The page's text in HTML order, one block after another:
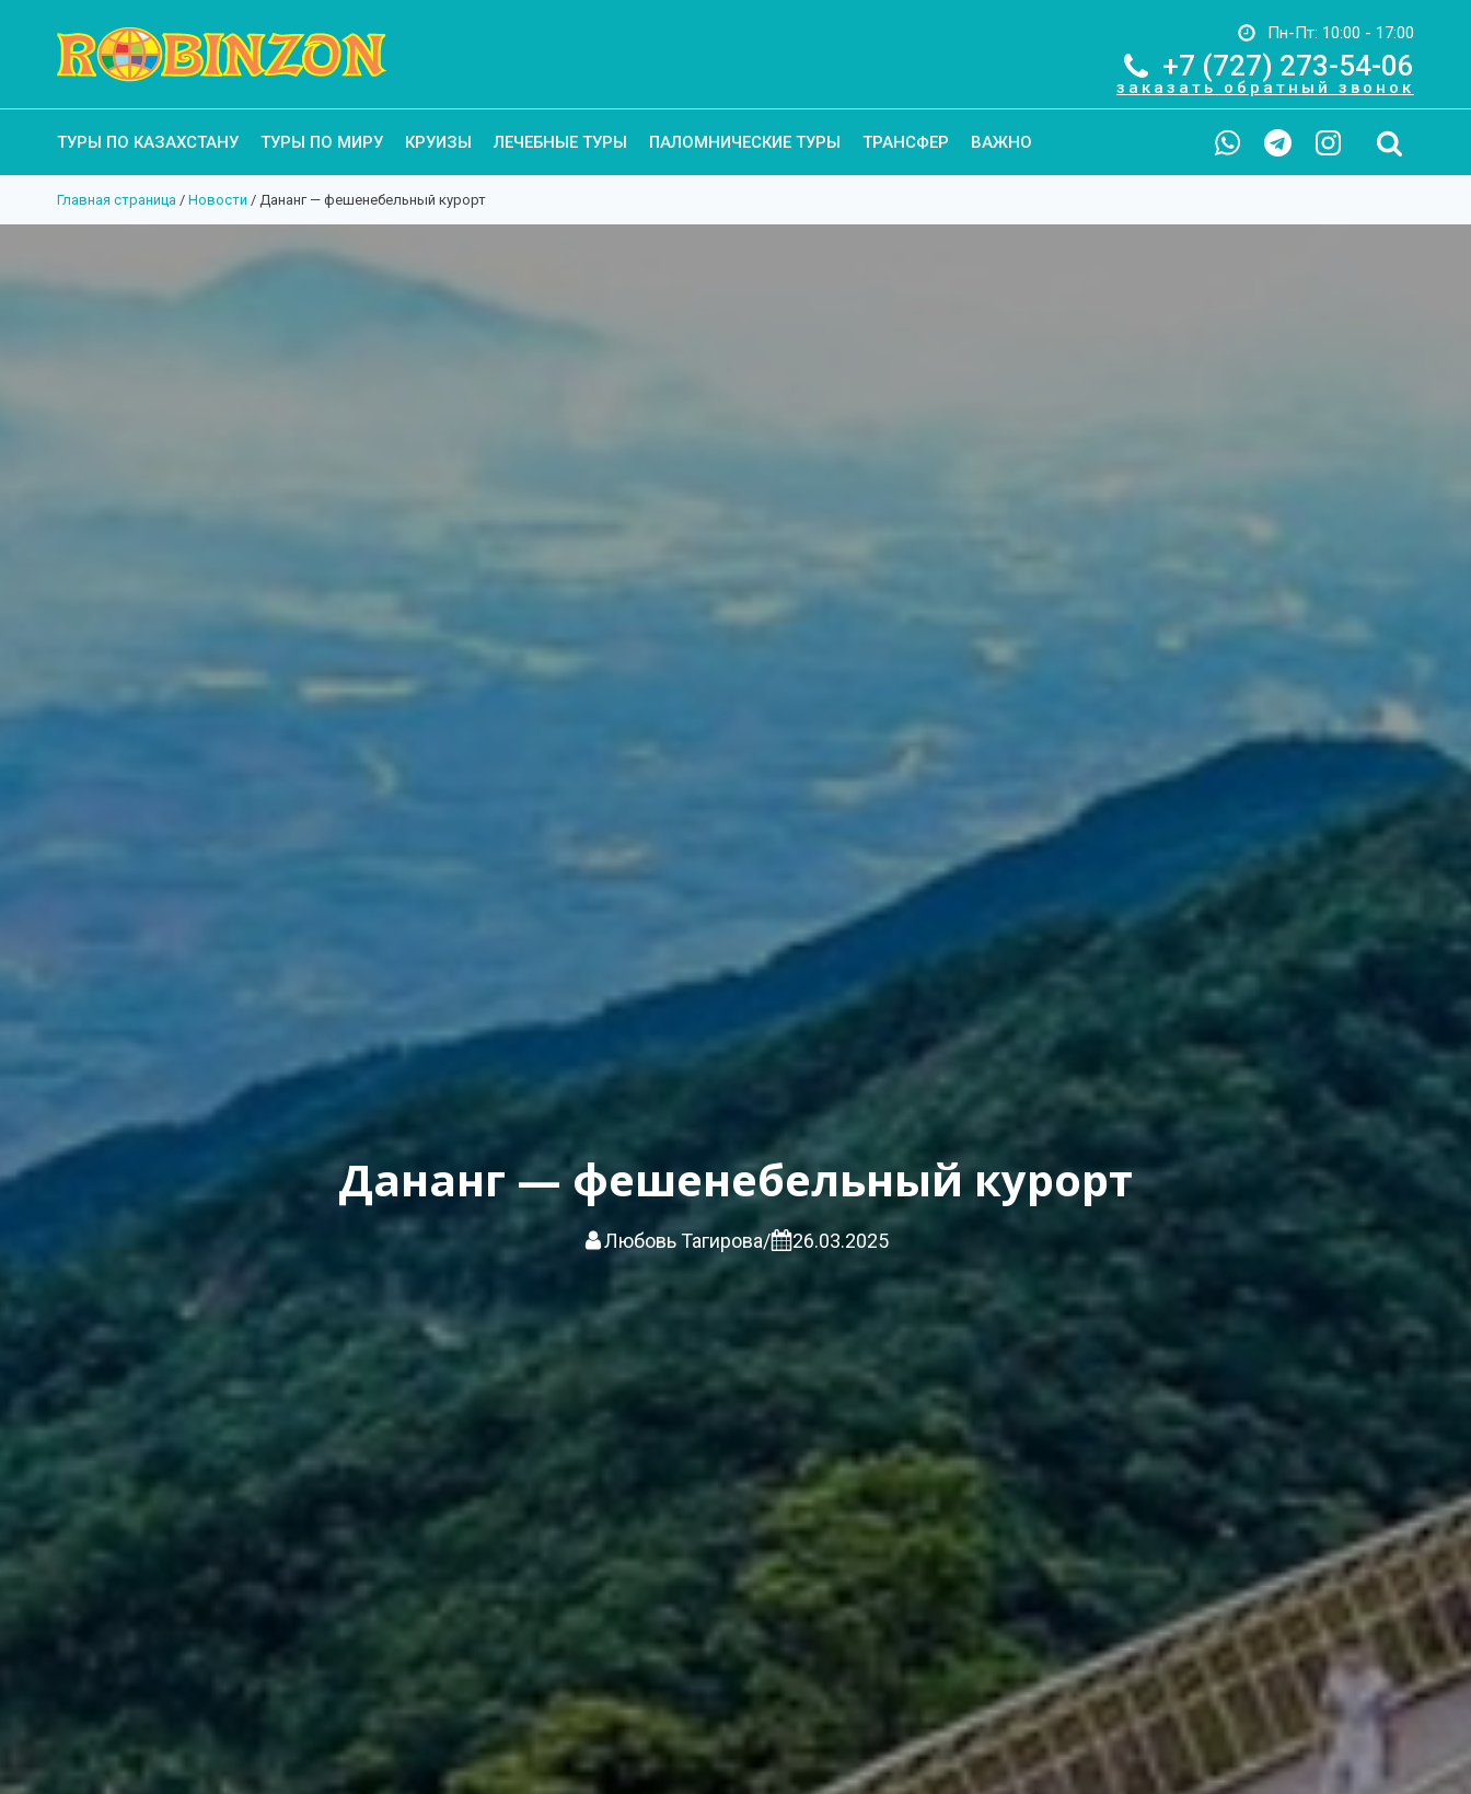
Пн-Пт: 10:00 - 17:00
+7 (727) 273-54-06
заказать обратный звонок
ТУРЫ ПО КАЗАХСТАНУ ТУРЫ ПО МИРУ КРУИЗЫ ЛЕЧЕБНЫЕ ТУРЫ ПАЛОМНИЧЕСКИЕ ТУРЫ ТРАНСФЕР ВАЖНО
Главная страница / Новости / Дананг — фешенебельный курорт
Дананг — фешенебельный курорт
Любовь Тагирова/ 26.03.2025